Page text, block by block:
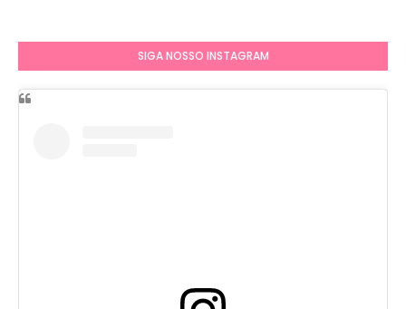
SIGA NOSSO INSTAGRAM